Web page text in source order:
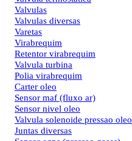
Valvulas
Valvulas diversas
Varetas
Virabrequim
Retentor virabrequim
Valvula turbina
Polia virabrequim
Carter oleo
Sensor maf (fluxo ar)
Sensor nivel oleo
Valvula solenoide pressao oleo
Juntas diversas